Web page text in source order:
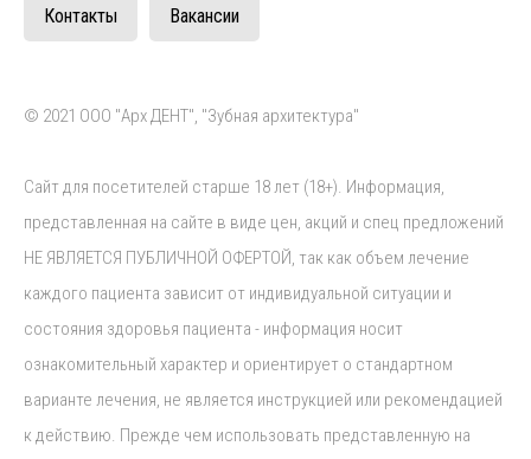
Контакты Вакансии
© 2021 ООО "Арх ДЕНТ", "Зубная архитектура"
Сайт для посетителей старше 18 лет (18+). Информация,
представленная на сайте в виде цен, акций и спец предложений
НЕ ЯВЛЯЕТСЯ ПУБЛИЧНОЙ ОФЕРТОЙ, так как объем лечение
каждого пациента зависит от индивидуальной ситуации и
состояния здоровья пациента - информация носит
ознакомительный характер и ориентирует о стандартном
варианте лечения, не является инструкцией или рекомендацией
к действию. Прежде чем использовать представленную на